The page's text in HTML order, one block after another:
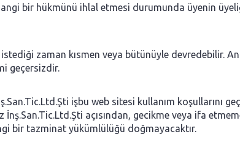
bir hükmünü ihlal etmesi durumunda üyenin
zaman kısmen veya bütünüyle devredebilir.
geçersizdir.
işbu web sitesi kullanım koşullarını
açısından, gecikme veya ifa
bir tazminat yükümlülüğü doğmayacaktır.